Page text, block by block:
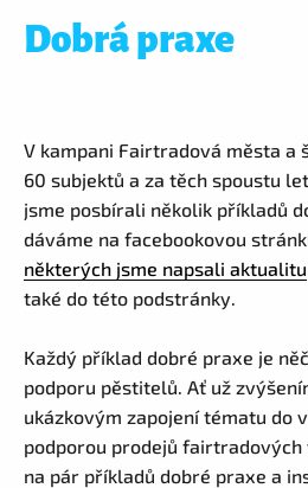
Dobrá praxe
V kampani Fairtradová města a
60 subjektů a za těch spoustu
jsme posbírali několik příkladů
dáváme na facebookovou
některých jsme napsali aktualitu
také do této podstránky.
Každý příklad dobré praxe je
podporu pěstitelů. Ať už
ukázkovým zapojení tématu do
podporou prodejů fairtradových
na pár příkladů dobré praxe a